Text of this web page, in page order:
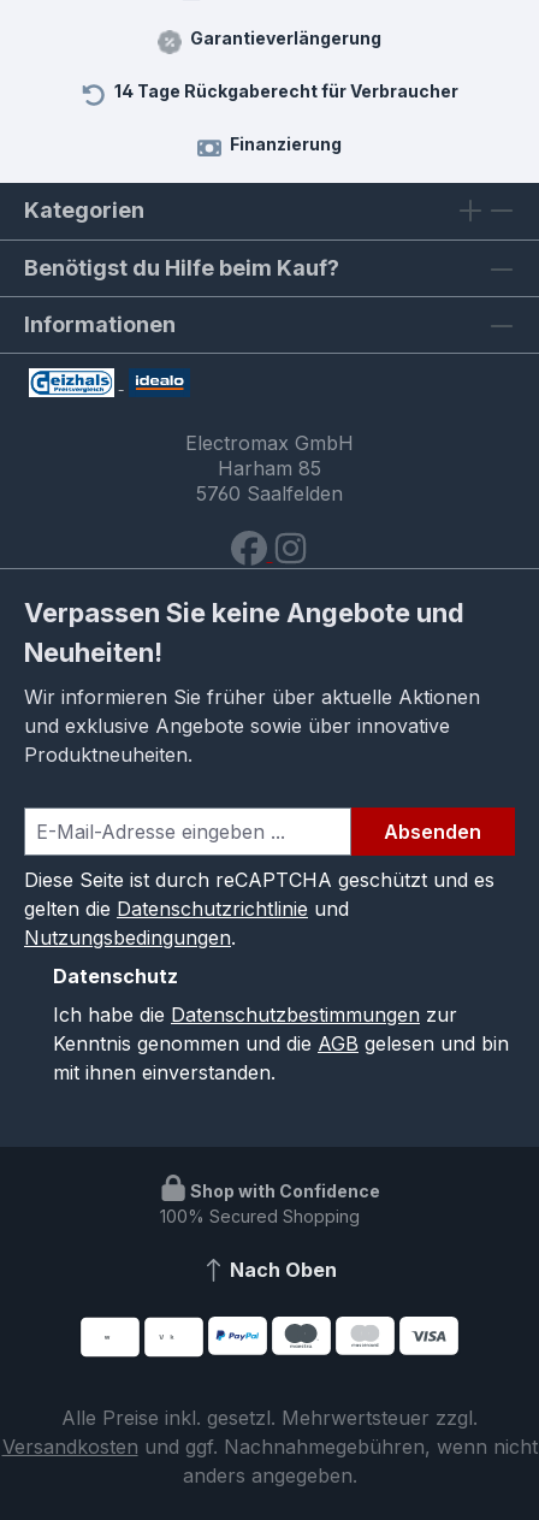
Garantieverlängerung
14 Tage Rückgaberecht für Verbraucher
Finanzierung
Kategorien
Benötigst du Hilfe beim Kauf?
Informationen
Electromax GmbH
Harham 85
5760 Saalfelden
Verpassen Sie keine Angebote und
Neuheiten!
Wir informieren Sie früher über aktuelle Aktionen
und exklusive Angebote sowie über innovative
Produktneuheiten.
Absenden
Diese Seite ist durch reCAPTCHA geschützt und es
gelten die Datenschutzrichtlinie und
Nutzungsbedingungen.
Datenschutz
Ich habe die Datenschutzbestimmungen zur
Kenntnis genommen und die AGB gelesen und bin
mit ihnen einverstanden.
Shop with Confidence
100% Secured Shopping
Nach Oben
Alle Preise inkl. gesetzl. Mehrwertsteuer zzgl.
Versandkosten und ggf. Nachnahmegebühren, wenn nicht
anders angegeben.